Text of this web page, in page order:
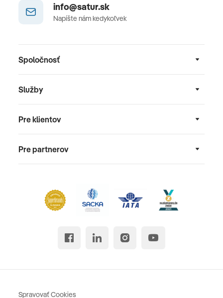
info@satur.sk
Napíšte nám kedykoľvek
Spoločnosť
Služby
Pre klientov
Pre partnerov
Spravovať Cookies